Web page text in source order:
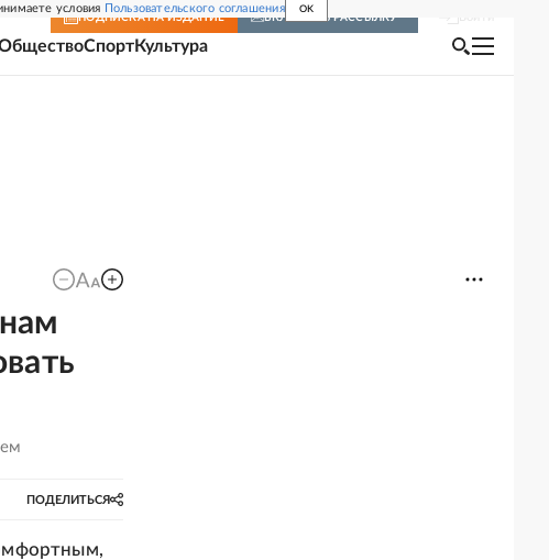
условия Пользовательского соглашения OK
ПОДПИСКА НА ИЗДАНИЕ ВКЛЮЧИТЬ РАССЫЛКУ
СпортКультура
ПОДЕЛИТЬСЯ